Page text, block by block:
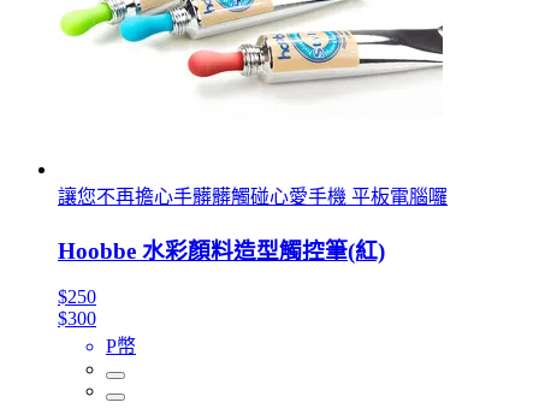
讓您不再擔心手髒髒觸碰心愛手機 平板電腦囉
Hoobbe 水彩顏料造型觸控筆(紅)
$250
$300
P幣